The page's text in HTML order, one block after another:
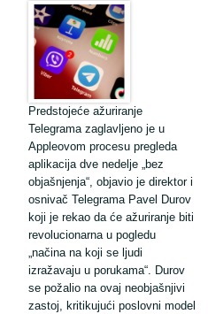
Predstojeće ažuriranje
Telegrama zaglavljeno je u
Appleovom procesu pregleda
aplikacija dve nedelje „bez
objašnjenja“, objavio je direktor i
osnivač Telegrama Pavel Durov
koji je rekao da će ažuriranje biti
revolucionarna u pogledu
„načina na koji se ljudi
izražavaju u porukama“. Durov
se požalio na ovaj neobjašnjivi
zastoj, kritikujući poslovni model